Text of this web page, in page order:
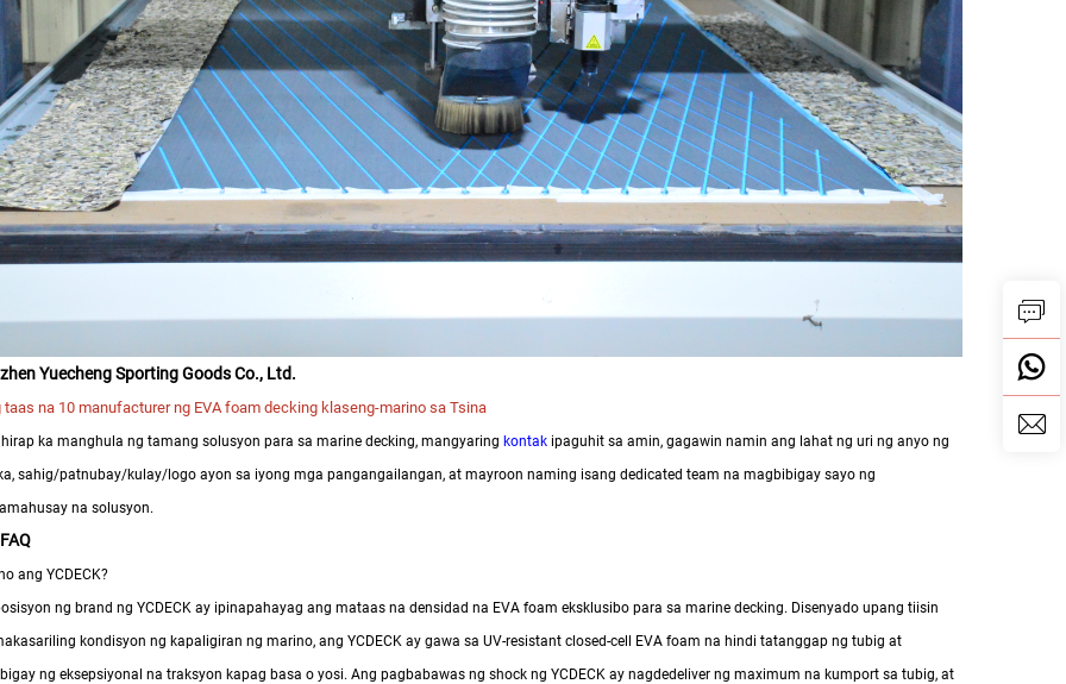
Yuecheng Sporting Goods Co., Ltd.
taas na 10 manufacturer ng EVA foam decking klaseng-marino sa Tsina
ka manghula ng tamang solusyon para sa marine decking, mangyaring kontak ipaguhit sa amin, gagawin namin ang lahat ng uri ng anyo ng
sahig/patnubay/kulay/logo ayon sa iyong mga pangangailangan, at mayroon naming isang dedicated team na magbibigay sayo ng
na solusyon.
ang YCDECK?
ng brand ng YCDECK ay ipinapahayag ang mataas na densidad na EVA foam eksklusibo para sa marine decking. Disenyado upang tiisin
kondisyon ng kapaligiran ng marino, ang YCDECK ay gawa sa UV-resistant closed-cell EVA foam na hindi tatanggap ng tubig at
ng eksepsiyonal na traksyon kapag basa o yosi. Ang pagbabawas ng shock ng YCDECK ay nagdedeliver ng maximum na kumport sa tubig, at